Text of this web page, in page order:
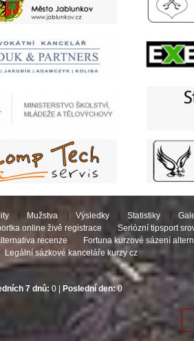
Mužstva Výsledky Statistiky
online živě registrace
Seriózní tipsport
recenze
Fortuna kurzové sázení
Legální sázkové kanceláře kurzy cz
7 dnů: 0 | Poslední den:0